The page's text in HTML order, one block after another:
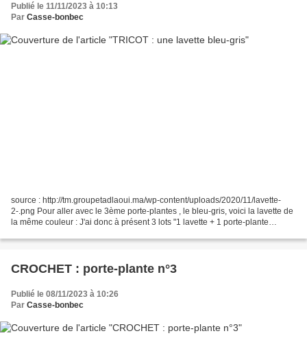
Publié le 11/11/2023 à 10:13
Par Casse-bonbec
source : http://tm.groupetadlaoui.ma/wp-content/uploads/2020/11/lavette-
2-.png Pour aller avec le 3ème porte-plantes , le bleu-gris, voici la lavette de
la même couleur : J'ai donc à présent 3 lots "1 lavette + 1 porte-plante
CROCHET : porte-plante n°3
Publié le 08/11/2023 à 10:26
Par Casse-bonbec